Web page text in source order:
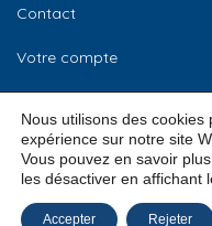
Contact
Votre compte
© 2026CCI Normandie –
Nous utilisons des
expérience sur notre site
Vous pouvez en savoir
les désactiver en affichant
Accepter Rejeter